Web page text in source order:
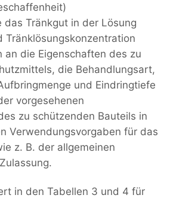
das Tränkgut in der Lösung
Tränklösungskonzentration
an die Eigenschaften des zu
die Behandlungsart,
und Eindringtiefe
vorgesehenen
zu schützenden Bauteils in
Verwendungsvorgaben für das
z. B. der allgemeinen
in den Tabellen 3 und 4 für